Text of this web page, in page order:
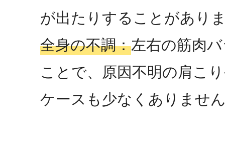
が出たりすることがあり
全身の不調：左右の筋肉
ことで、原因不明の肩こ
ケースも少なくありませ